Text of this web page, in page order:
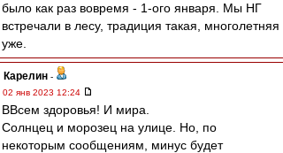
было как раз вовремя - 1-ого января. Мы НГ
встречали в лесу, традиция такая, многолетняя
уже.
Карелин -
02 янв 2023 12:24
ВВсем здоровья! И мира.
Солнцец и морозец на улице. Но, по
некоторым сообщениям, минус будет